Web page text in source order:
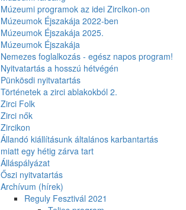
Múzeumi programok az idei ZircIkon-on
Múzeumok Éjszakája 2022-ben
Múzeumok Éjszakája 2025.
Múzeumok Éjszakája
Nemezes foglalkozás - egész napos program!
Nyitvatartás a hosszú hétvégén
Pünkösdi nyitvatartás
Történetek a zirci ablakokból 2.
Zirci Folk
Zirci nők
Zircikon
Állandó kiállításunk általános karbantartás
miatt egy hétig zárva tart
Álláspályázat
Őszi nyitvatartás
Archívum (hírek)
Reguly Fesztivál 2021